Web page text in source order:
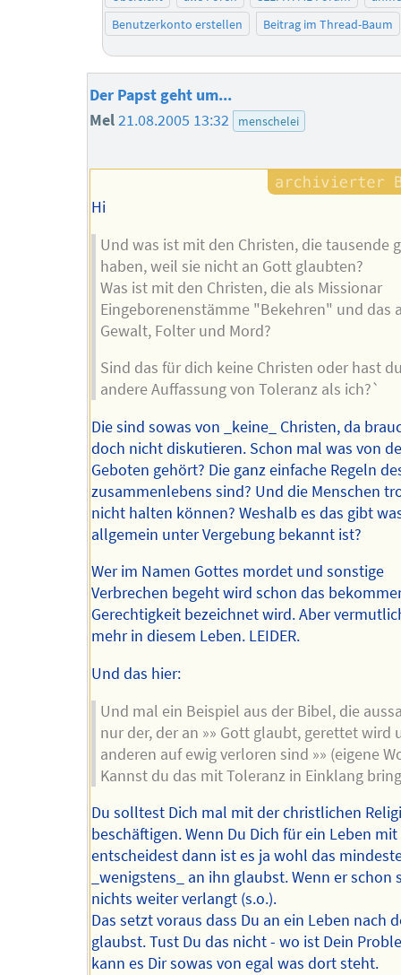
Benutzerkonto erstellen
Beitrag im Thread-Baum
Der Papst geht um...
Mel21.08.2005 13:32 menschelei
Hi
Und was ist mit den Christen, die tausende
haben, weil sie nicht an Gott glaubten?
Was ist mit den Christen, die als Missionar
Eingeborenenstämme "Bekehren" und das
Gewalt, Folter und Mord?
Sind das für dich keine Christen oder hast
andere Auffassung von Toleranz als ich?`
Die sind sowas von _keine_ Christen, da
doch nicht diskutieren. Schon mal was von
Geboten gehört? Die ganz einfache Regeln
zusammenlebens sind? Und die Menschen
nicht halten können? Weshalb es das gibt
allgemein unter Vergebung bekannt ist?
Wer im Namen Gottes mordet und sonstige
Verbrechen begeht wird schon das
Gerechtigkeit bezeichnet wird. Aber
mehr in diesem Leben. LEIDER.
Und das hier:
Und mal ein Beispiel aus der Bibel, die
nur der, der an »» Gott glaubt, gerettet wird
anderen auf ewig verloren sind »» (eigene
Kannst du das mit Toleranz in Einklang
Du solltest Dich mal mit der christlichen
beschäftigen. Wenn Du Dich für ein Leben
entscheidest dann ist es ja wohl das
_wenigstens_ an ihn glaubst. Wenn er schon
nichts weiter verlangt (s.o.).
Das setzt voraus dass Du an ein Leben nach
glaubst. Tust Du das nicht - wo ist Dein
kann es Dir sowas von egal was dort steht.